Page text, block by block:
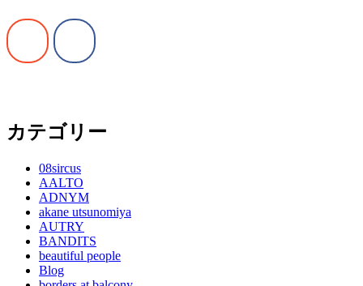
カテゴリー
08sircus
AALTO
ADNYM
akane utsunomiya
AUTRY
BANDITS
beautiful people
Blog